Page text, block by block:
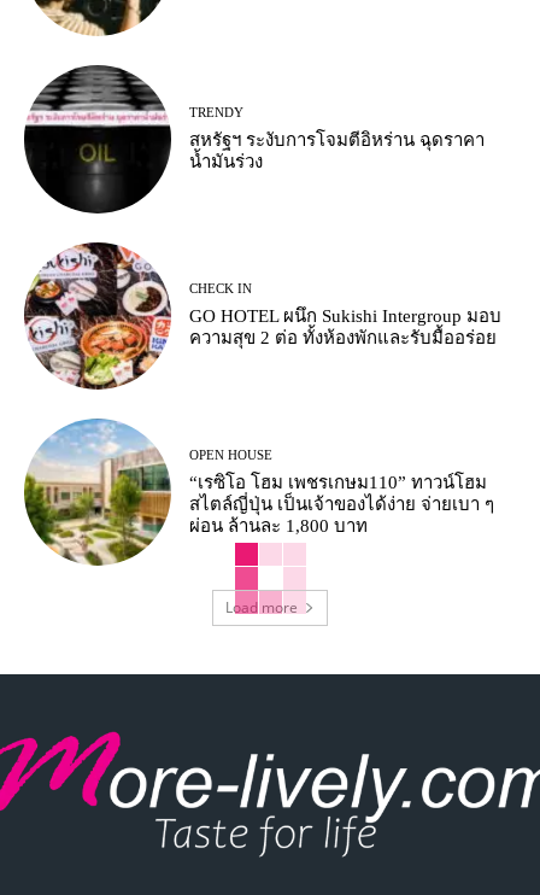
TRENDY
สหรัฐฯ ระงับการโจมตีอิหร่าน ฉุดราคา
น้ำมันร่วง
CHECK IN
GO HOTEL ผนึก Sukishi Intergroup มอบ
ความสุข 2 ต่อ ทั้งห้องพักและรับมื้ออร่อย
OPEN HOUSE
“เรซิโอ โฮม เพชรเกษม110” ทาวน์โฮม
สไตล์ญี่ปุ่น เป็นเจ้าของได้ง่าย จ่ายเบา ๆ
ผ่อน ล้านละ 1,800 บาท
Load more